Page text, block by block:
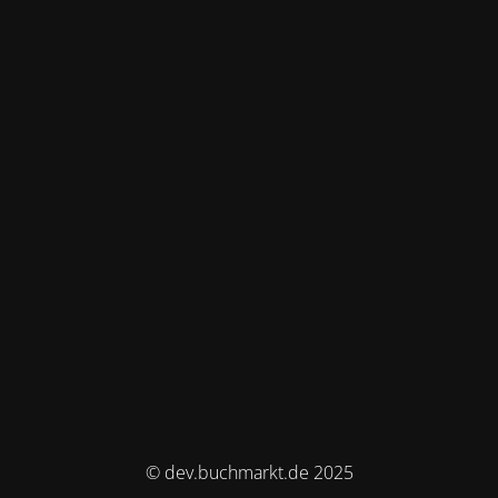
© dev.buchmarkt.de 2025